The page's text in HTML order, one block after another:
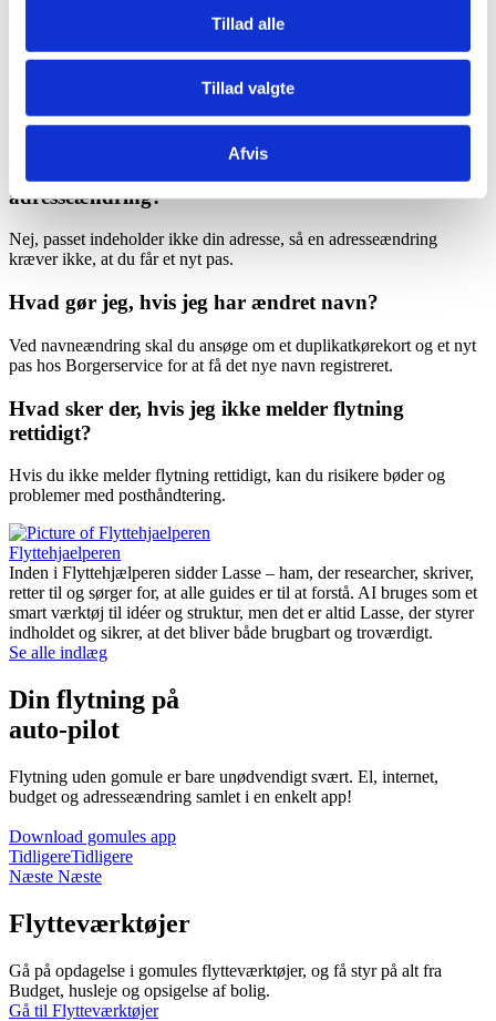
Tillad alle
Tillad valgte
Afvis
Hvordan melder jeg flytning til folkeregisteret?
Det er vigtigt at få din nye adresse registreret, så officielle
meddelelser og post når frem. Du kan enten benytte din kommunes
selvbetjeningsløsning eller vælge en tjeneste, der sender
flytteanmeldelsen til kommunen på dine vegne. Åbn
gomule-appen
og følg vejledningen for at få flytningen meldt automatisk.
adresseændring?
Nej, passet indeholder ikke din adresse, så en adresseændring
kræver ikke, at du får et nyt pas.
Hvad gør jeg, hvis jeg har ændret navn?
Ved navneændring skal du ansøge om et duplikatkørekort og et nyt
pas hos Borgerservice for at få det nye navn registreret.
Hvad sker der, hvis jeg ikke melder flytning
rettidigt?
Hvis du ikke melder flytning rettidigt, kan du risikere bøder og
problemer med posthåndtering.
Flyttehjaelperen
Inden i Flyttehjælperen sidder Lasse – ham, der researcher, skriver,
retter til og sørger for, at alle guides er til at forstå. AI bruges som et
smart værktøj til idéer og struktur, men det er altid Lasse, der styrer
indholdet og sikrer, at det bliver både brugbart og troværdigt.
Se alle indlæg
Din flytning på
auto-pilot
Flytning uden gomule er bare unødvendigt svært. El, internet,
budget og adresseændring samlet i en enkelt app!
Download gomules app
TidligereTidligere
Næste Næste
Flytteværktøjer
Gå på opdagelse i gomules flytteværktøjer, og få styr på alt fra
Budget, husleje og opsigelse af bolig.
Gå til Flytteværktøjer